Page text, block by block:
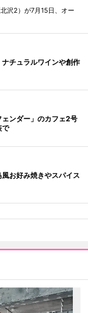
沢2）が7月15日、オー
チュラルワインや創作
ンダー」のカフェ2号
で
お好み焼きやスパイス